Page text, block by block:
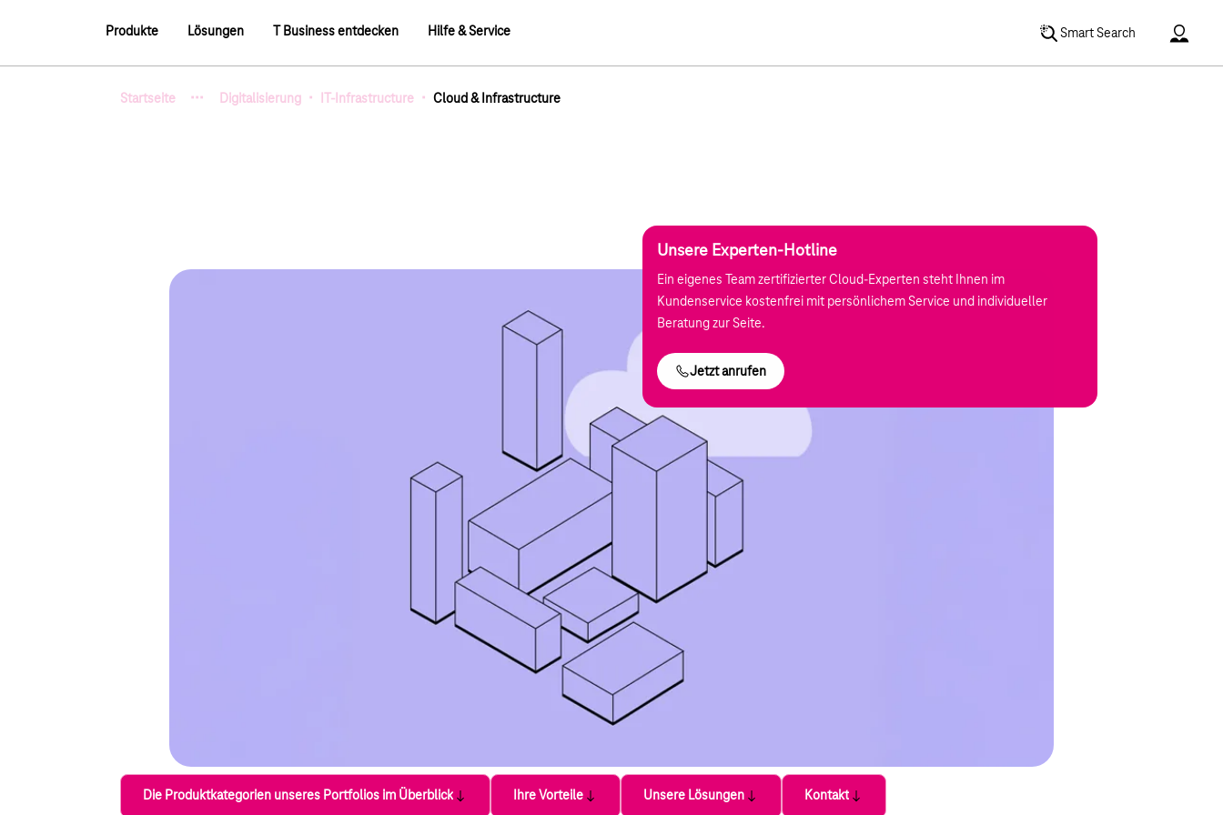
Hauptnavigation
Produkte Lösungen T Business entdecken Hilfe & Service Smart Search
Startseite
Zeige verborgene Breadcrumb-Elemente
··· Digitalisierung · IT-Infrastructure · Cloud & Infrastructure
Unsere Experten-Hotline
Ein eigenes Team zertifizierter Cloud-Experten steht Ihnen im
Kundenservice kostenfrei mit persönlichem Service und individueller
Beratung zur Seite.
Jetzt anrufen
Die Produktkategorien unseres Portfolios im Überblick Ihre Vorteile Unsere Lösungen Kontakt